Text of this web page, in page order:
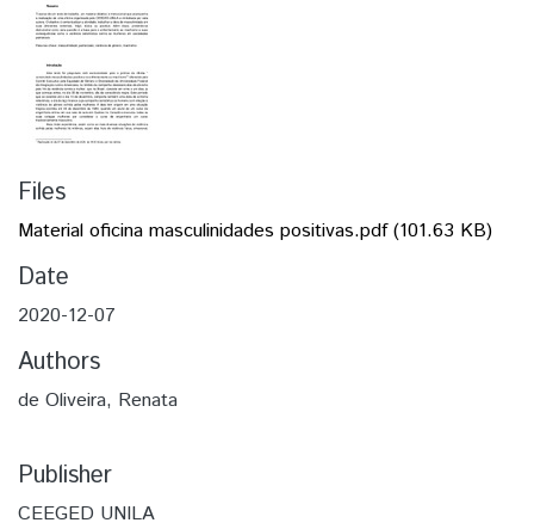
Files
Material oficina masculinidades positivas.pdf(101.63 KB)
Date
2020-12-07
Authors
de Oliveira, Renata
Publisher
CEEGED UNILA